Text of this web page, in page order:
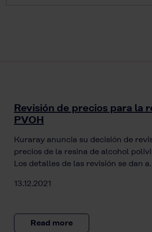
Revisión de precios para la
PVOH
Kuraray anuncia su decisión de
precios de la resina de alcohol
Los detalles de las revisión se dan
13.12.2021
Read more